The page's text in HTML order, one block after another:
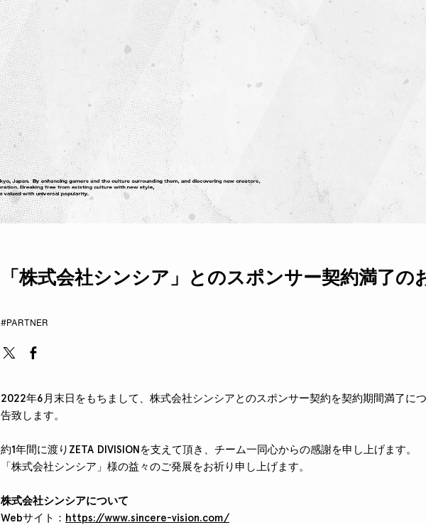
「株式会社シンシア」とのスポンサー契約満了の
#PARTNER
2022年6月末日をもちまして、株式会社シンシアとのスポンサー契約を契約期間満了に
告致します。
約1年間に渡りZETA DIVISIONを支えて頂き、チーム一同心からの感謝を申し上げます。
「株式会社シンシア」様の益々のご発展をお祈り申し上げます。
株式会社シンシアについて
Webサイト： https://www.sincere-vision.com/